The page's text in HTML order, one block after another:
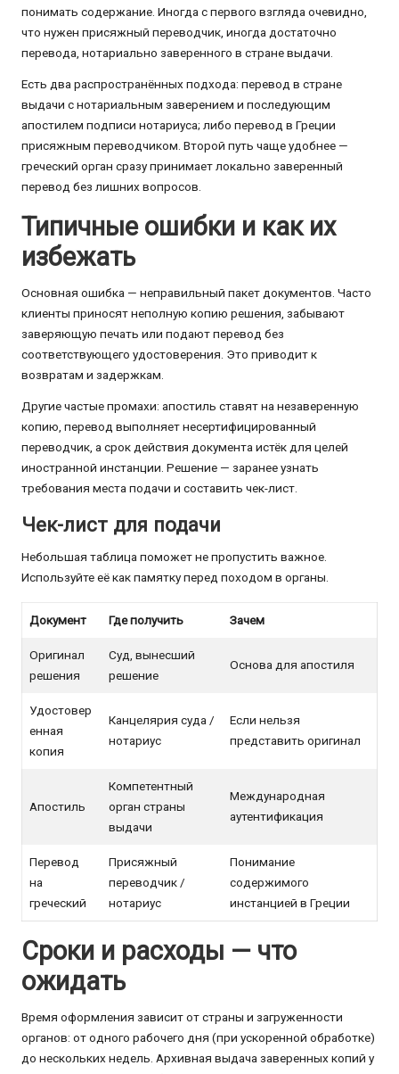
понимать содержание. Иногда с первого взгляда очевидно,
что нужен присяжный переводчик, иногда достаточно
перевода, нотариально заверенного в стране выдачи.
Есть два распространённых подхода: перевод в стране
выдачи с нотариальным заверением и последующим
апостилем подписи нотариуса; либо перевод в Греции
присяжным переводчиком. Второй путь чаще удобнее —
греческий орган сразу принимает локально заверенный
перевод без лишних вопросов.
Типичные ошибки и как их
избежать
Основная ошибка — неправильный пакет документов. Часто
клиенты приносят неполную копию решения, забывают
заверяющую печать или подают перевод без
соответствующего удостоверения. Это приводит к
возвратам и задержкам.
Другие частые промахи: апостиль ставят на незаверенную
копию, перевод выполняет несертифицированный
переводчик, а срок действия документа истёк для целей
иностранной инстанции. Решение — заранее узнать
требования места подачи и составить чек-лист.
Чек-лист для подачи
Небольшая таблица поможет не пропустить важное.
Используйте её как памятку перед походом в органы.
Документ Где получить Зачем
Оригинал
решения
Суд, вынесший
решение
Основа для апостиля
Удостовер
енная
копия
Канцелярия суда /
нотариус
Если нельзя
представить оригинал
Апостиль
Компетентный
орган страны
выдачи
Международная
аутентификация
Перевод
на
греческий
Присяжный
переводчик /
нотариус
Понимание
содержимого
инстанцией в Греции
Сроки и расходы — что
ожидать
Время оформления зависит от страны и загруженности
органов: от одного рабочего дня (при ускоренной обработке)
до нескольких недель. Архивная выдача заверенных копий у